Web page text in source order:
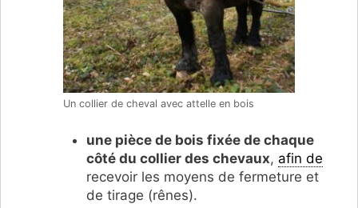
Un collier de cheval avec attelle en bois
une pièce de bois fixée de chaque
côté du collier des chevaux, afin de
recevoir les moyens de fermeture et
de tirage (rênes).